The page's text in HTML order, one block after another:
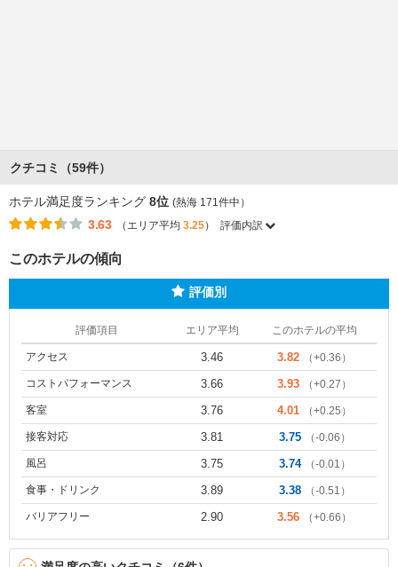
クチコミ（59件）
ホテル満足度ランキング 8位 (熱海 171件中）
3.63 （エリア平均 3.25） 評価内訳
このホテルの傾向
評価別
評価項目 エリア平均 このホテルの平均
アクセス 3.46 3.82 （+0.36）
コストパフォーマンス 3.66 3.93 （+0.27）
客室 3.76 4.01 （+0.25）
接客対応 3.81 3.75 （-0.06）
風呂 3.75 3.74 （-0.01）
食事・ドリンク 3.89 3.38 （-0.51）
バリアフリー 2.90 3.56 （+0.66）